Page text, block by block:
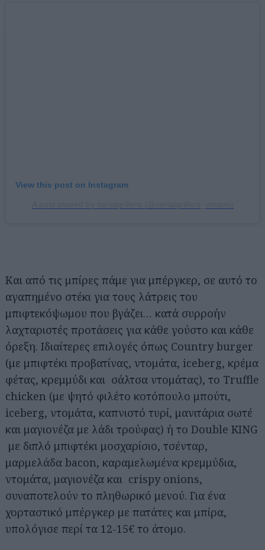
View this post on Instagram
Και από τις μπίρες πάμε για μπέργκερ, σε αυτό το
αγαπημένο στέκι για τους λάτρεις του
μπιφτεκόψωμου που βγάζει… κατά συρροήν
λαχταριστές προτάσεις για κάθε γούστο και κάθε
όρεξη. Ιδιαίτερες επιλογές όπως Country burger
(με μπιφτέκι προβατίνας, ντομάτα, iceberg, κρέμα
φέτας, κρεμμύδι και σάλτσα ντομάτας), το Truffle
chicken (με ψητό φιλέτο κοτόπουλο μπούτι,
iceberg, ντομάτα, καπνιστό τυρί, μανιτάρια σωτέ
και μαγιονέζα με λάδι τρούφας) ή το Double KING
με διπλό μπιφτέκι μοσχαρίσιο, τσένταρ,
μαρμελάδα bacon, καραμελωμένα κρεμμύδια,
ντομάτα, μαγιονέζα και crispy onions,
συναποτελούν το πληθωρικό μενού. Για ένα
χορταστικό μπέργκερ με πατάτες και μπίρα,
υπολόγισε περί τα 12-15€ το άτομο.